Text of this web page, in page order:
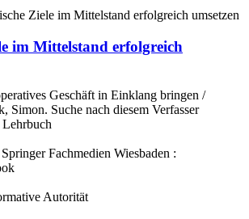
im Mittelstand erfolgreich
Geschäft in Einklang bringen /
Simon. Suche nach diesem Verfasser
Lehrbuch
Fachmedien Wiesbaden :